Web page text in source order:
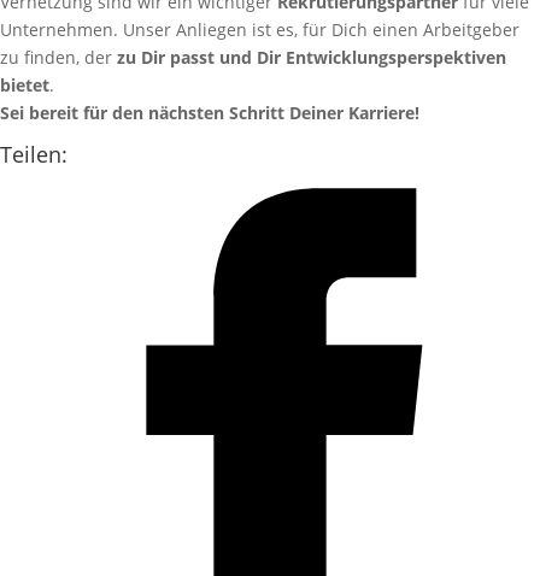
Unternehmen. Unser Anliegen ist es, für Dich einen Arbeitgeber
zu finden, der zu Dir passt und Dir Entwicklungsperspektiven
bietet.
Sei bereit für den nächsten Schritt Deiner Karriere!
Teilen: